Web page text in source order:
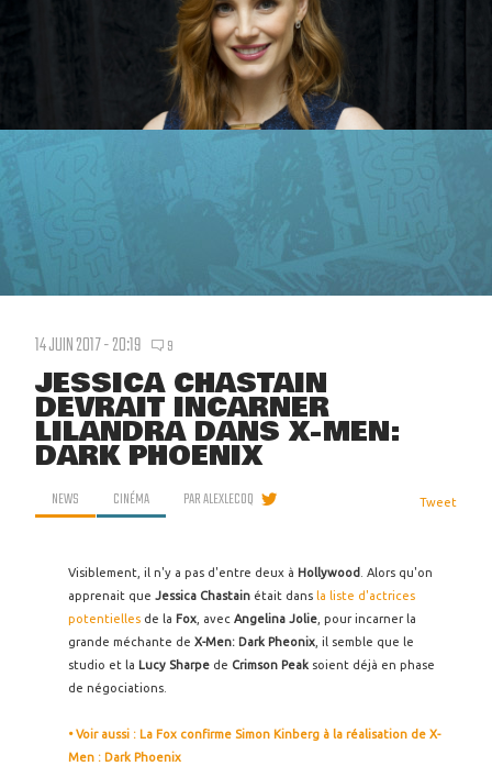
14 JUIN 2017 - 20:19 9
JESSICA CHASTAIN
DEVRAIT INCARNER
LILANDRA DANS X-MEN:
DARK PHOENIX
NEWS CINÉMA PARALEXLECOQ Tweet
Visiblement, il n'y a pas d'entre deux à Hollywood
. Alors qu'on
apprenait que Jessica Chastain était dans la liste d'actrices
potentielles de la Fox , avec Angelina Jolie , pour incarner la
grande méchante de X-Men: Dark Pheonix , il semble que le
studio et la Lucy Sharpe de Crimson Peak soient déjà en phase
de négociations.
• Voir aussi : La Fox confirme Simon Kinberg à la réalisation de X-
Men : Dark Phoenix